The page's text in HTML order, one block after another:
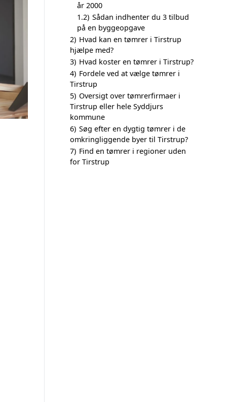
år 2000
1.2) Sådan indhenter du 3 tilbud
på en byggeopgave
2) Hvad kan en tømrer i Tirstrup
hjælpe med?
3) Hvad koster en tømrer i Tirstrup?
4) Fordele ved at vælge tømrer i
Tirstrup
5) Oversigt over tømrerfirmaer i
Tirstrup eller hele Syddjurs
kommune
6) Søg efter en dygtig tømrer i de
omkringliggende byer til Tirstrup?
7) Find en tømrer i regioner uden
for Tirstrup